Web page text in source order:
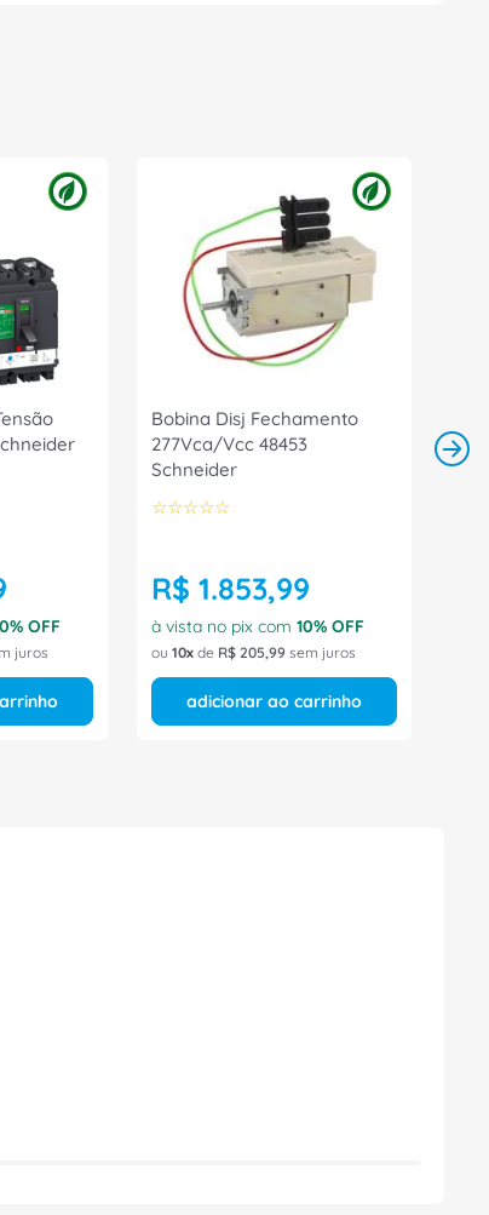
% OFF
juros
Bobina Disj Fechamento
277Vca/Vcc 48453
Schneider
☆☆☆☆☆
R$ 1.853,99
à vista no pix com 10% OFF
ou 10 de R$ 205,99 sem juros
adicionar ao carrinho